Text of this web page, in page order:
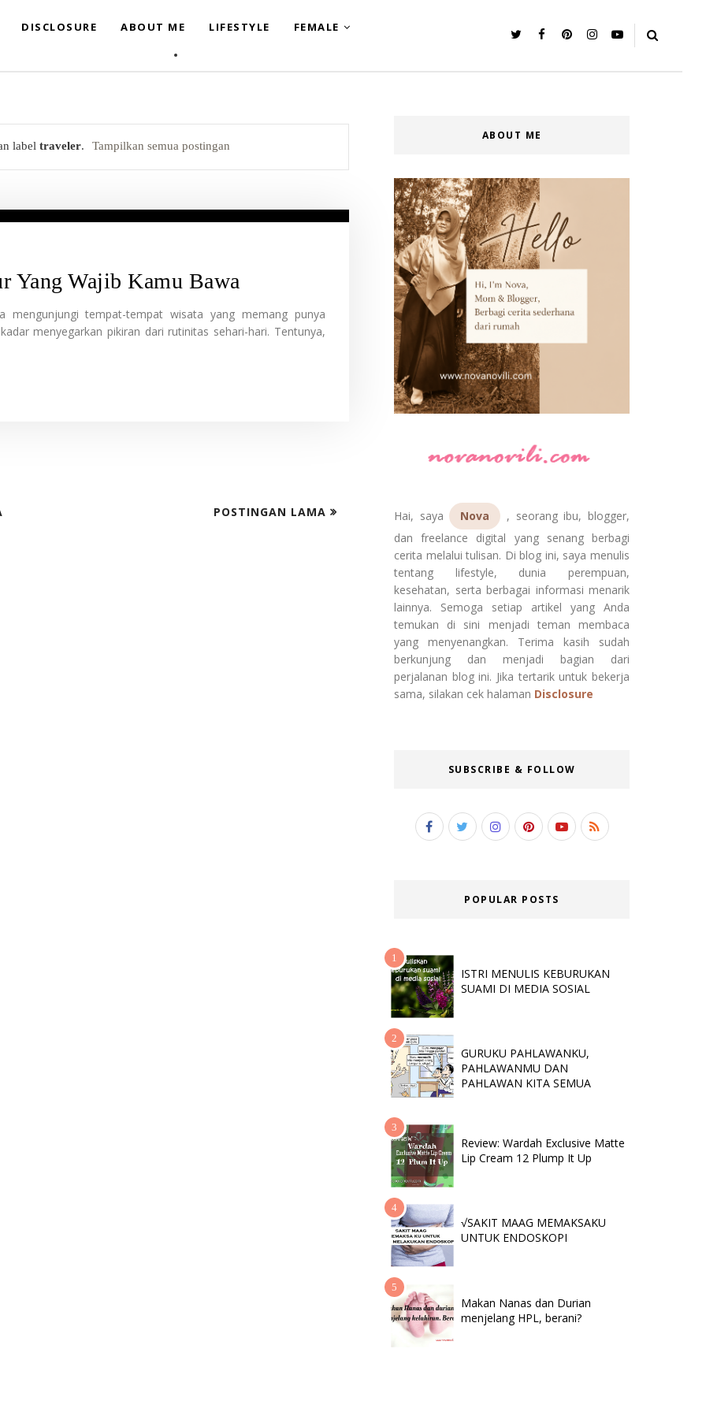
DISCLOSURE ABOUT ME LIFESTYLE FEMALE
labeltraveler. Tampilkan semua postingan
Yang Wajib Kamu Bawa
mengunjungi tempat-tempat wisata yang memang punya
menyegarkan pikiran dari rutinitas sehari-hari. Tentunya,
POSTINGAN LAMA
ABOUT ME
Hai, saya Nova
, seorang ibu, blogger,
dan freelance digital yang senang berbagi
cerita melalui tulisan. Di blog ini, saya menulis
tentang lifestyle, dunia perempuan,
kesehatan, serta berbagai informasi menarik
lainnya. Semoga setiap artikel yang Anda
temukan di sini menjadi teman membaca
yang menyenangkan. Terima kasih sudah
berkunjung dan menjadi bagian dari
perjalanan blog ini. Jika tertarik untuk bekerja
sama, silakan cek halaman Disclosure
SUBSCRIBE & FOLLOW
POPULAR POSTS
ISTRI MENULIS KEBURUKAN
SUAMI DI MEDIA SOSIAL
GURUKU PAHLAWANKU,
PAHLAWANMU DAN
PAHLAWAN KITA SEMUA
Review: Wardah Exclusive Matte
Lip Cream 12 Plump It Up
√SAKIT MAAG MEMAKSAKU
UNTUK ENDOSKOPI
Makan Nanas dan Durian
menjelang HPL, berani?